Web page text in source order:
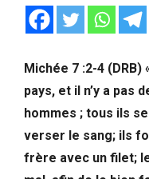
Michée 7 :2-4 (DRB)
pays, et il n’y a pas
hommes ; tous ils
verser le sang; ils
frère avec un filet;